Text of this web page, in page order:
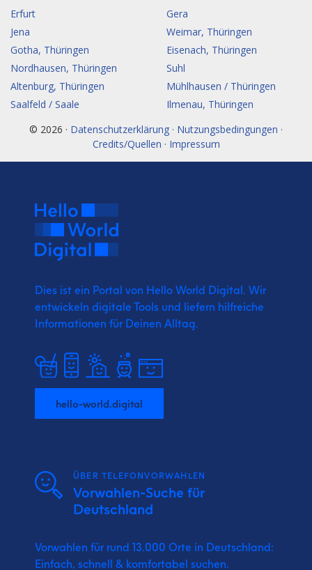
Erfurt
Gera
Jena
Weimar, Thüringen
Gotha, Thüringen
Eisenach, Thüringen
Nordhausen, Thüringen
Suhl
Altenburg, Thüringen
Mühlhausen / Thüringen
Saalfeld / Saale
Ilmenau, Thüringen
© 2026 · Datenschutzerklärung · Nutzungsbedingungen ·
Credits/Quellen · Impressum
Dies ist ein Portal von Hello World Digital. Wir
entwickeln digitale Tools und liefern hilfreiche
Informationen für Deinen Alltag.
hello-world.digital
ÜBER TELEFONVORWAHLEN
Vorwahlen-Suche für
Deutschland
Vorwahlen für rund 13.000 Orte in Deutschland:
Einfach, schnell & komfortabel suchen.